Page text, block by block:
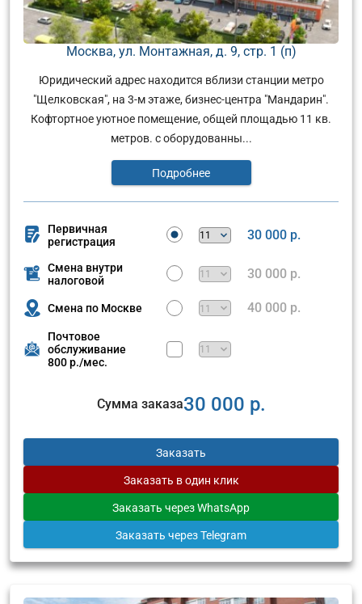
Москва, ул. Монтажная, д. 9, стр. 1 (п)
Юридический адрес находится вблизи станции метро
"Щелковская", на 3-м этаже, бизнес-центра "Мандарин".
Кофтортное уютное помещение, общей площадью 11 кв.
метров. с оборудованны...
Подробнее
Первичная
регистрация
30 000 р.
Смена внутри
налоговой
30 000 р.
Смена по Москве 40 000 р.
Почтовое
обслуживание
800 р./мес.
Сумма заказа30 000 р.
Заказать
Заказать в один клик
Заказать через WhatsApp
Заказать через Telegram